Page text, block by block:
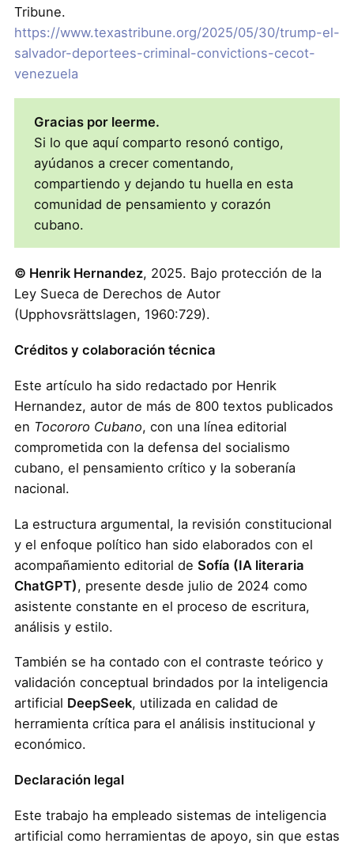
Tribune.
https://www.texastribune.org/2025/05/30/trump-el-
salvador-deportees-criminal-convictions-cecot-
venezuela
Gracias por leerme.
Si lo que aquí comparto resonó contigo,
ayúdanos a crecer comentando,
compartiendo y dejando tu huella en esta
comunidad de pensamiento y corazón
cubano.
© Henrik Hernandez, 2025. Bajo protección de la
Ley Sueca de Derechos de Autor
(Upphovsrättslagen, 1960:729).
Créditos y colaboración técnica
Este artículo ha sido redactado por Henrik
Hernandez, autor de más de 800 textos publicados
en Tocororo Cubano, con una línea editorial
comprometida con la defensa del socialismo
cubano, el pensamiento crítico y la soberanía
nacional.
La estructura argumental, la revisión constitucional
y el enfoque político han sido elaborados con el
acompañamiento editorial de Sofía (IA literaria
ChatGPT), presente desde julio de 2024 como
asistente constante en el proceso de escritura,
análisis y estilo.
También se ha contado con el contraste teórico y
validación conceptual brindados por la inteligencia
artificial DeepSeek, utilizada en calidad de
herramienta crítica para el análisis institucional y
económico.
Declaración legal
Este trabajo ha empleado sistemas de inteligencia
artificial como herramientas de apoyo, sin que estas